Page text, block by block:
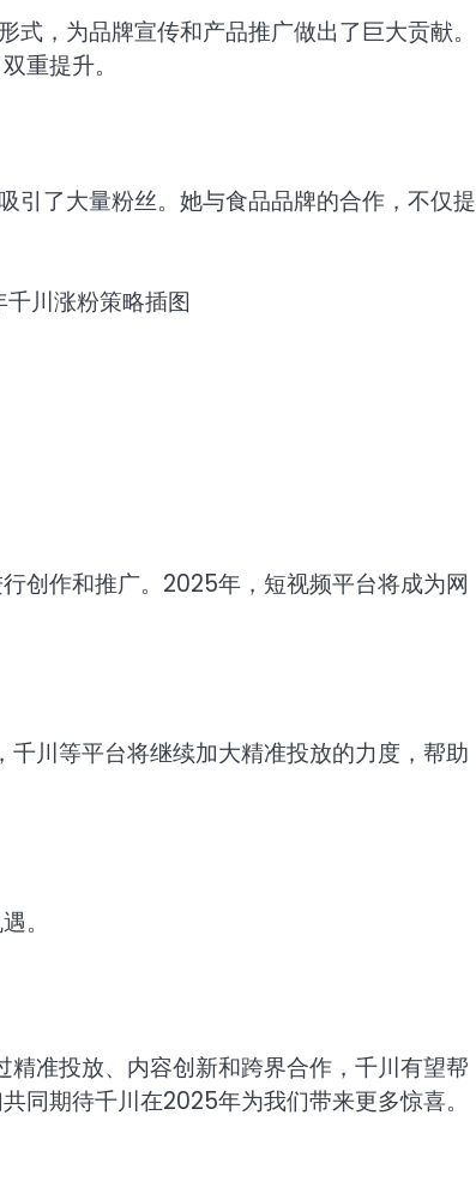
，为品牌宣传和产品推广做出了巨大贡献。
重提升。
引了大量粉丝。她与食品品牌的合作，不仅提
创作和推广。2025年，短视频平台将成为网
川等平台将继续加大精准投放的力度，帮助
。
准投放、内容创新和跨界合作，千川有望帮
同期待千川在2025年为我们带来更多惊喜。